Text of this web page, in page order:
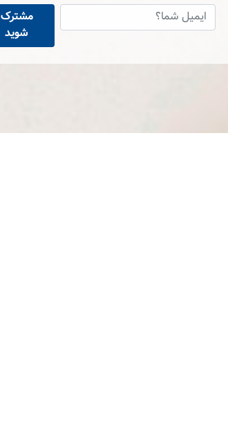
مشترک
شوید